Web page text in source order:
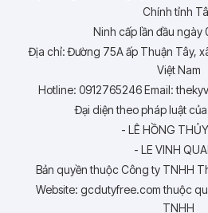
Chính tỉnh
Ninh cấp lần đầu
Địa chỉ: Đường 75A ấp Thuận Tây,
Việt Nam
Hotline: 0912765246 Email:
Đại diện theo pháp luật
- LÊ HỒNG
- LE VINH
Bản quyền thuộc Công ty TNHH
Website: gcdutyfree.com thuộc
TNHH